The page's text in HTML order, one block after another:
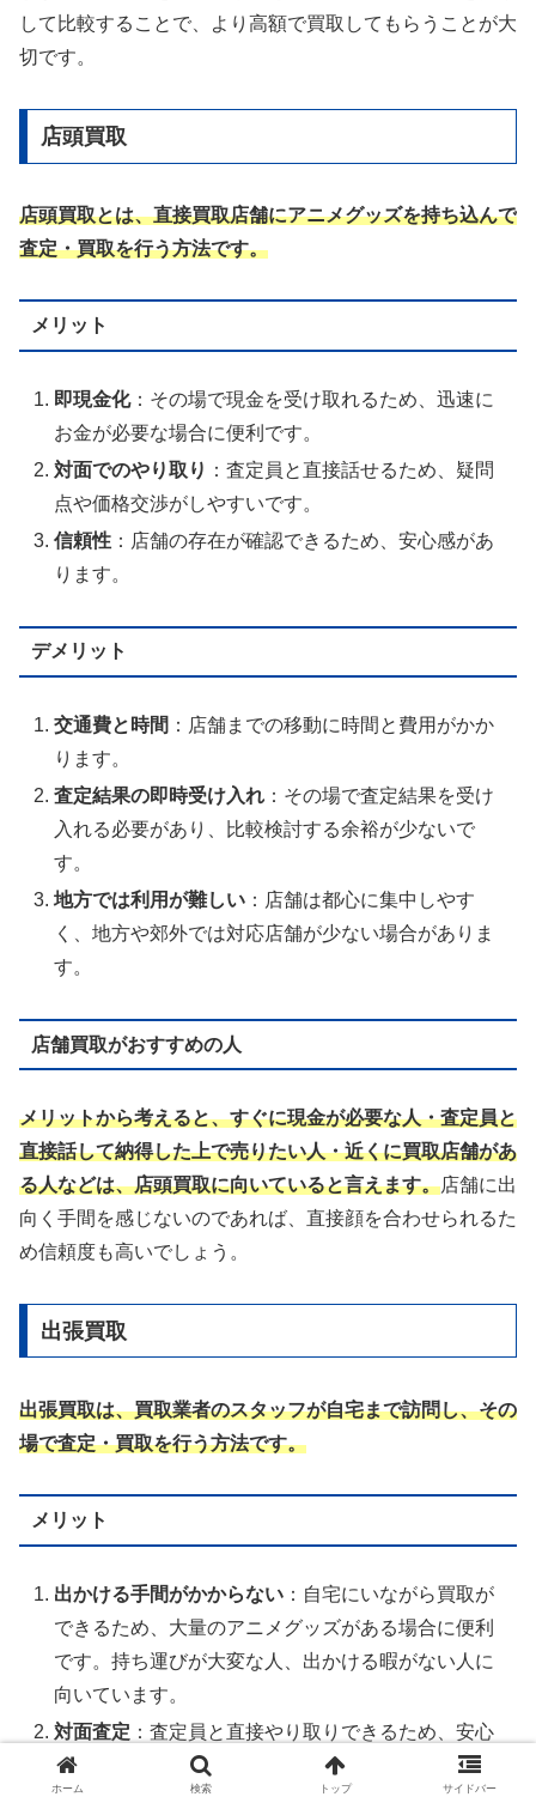
して比較することで、より高額で買取してもらうことが大
切です。
店頭買取
店頭買取とは、直接買取店舗にアニメグッズを持ち込んで
査定・買取を行う方法です。
メリット
即現金化：その場で現金を受け取れるため、迅速に
お金が必要な場合に便利です。
対面でのやり取り ：査定員と直接話せるため、疑問
点や価格交渉がしやすいです。
信頼性 ：店舗の存在が確認できるため、安心感があ
ります。
デメリット
交通費と時間 ：店舗までの移動に時間と費用がかか
ります。
査定結果の即時受け入れ ：その場で査定結果を受け
入れる必要があり、比較検討する余裕が少ないで
す。
地方では利用が難しい ：店舗は都心に集中しやす
く、地方や郊外では対応店舗が少ない場合がありま
す。
店舗買取がおすすめの人
メリットから考えると、すぐに現金が必要な人・査定員と
直接話して納得した上で売りたい人・近くに買取店舗があ
る人などは、店頭買取に向いていると言えます。店舗に出
向く手間を感じないのであれば、直接顔を合わせられるた
め信頼度も高いでしょう。
出張買取
出張買取は、買取業者のスタッフが自宅まで訪問し、その
場で査定・買取を行う方法です。
メリット
出かける手間がかからない ：自宅にいながら買取が
できるため、大量のアニメグッズがある場合に便利
です。持ち運びが大変な人、出かける暇がない人に
向いています。
対面査定 ：査定員と直接やり取りできるため、安心
感があります。
ホーム 検索 トップ サイドバー